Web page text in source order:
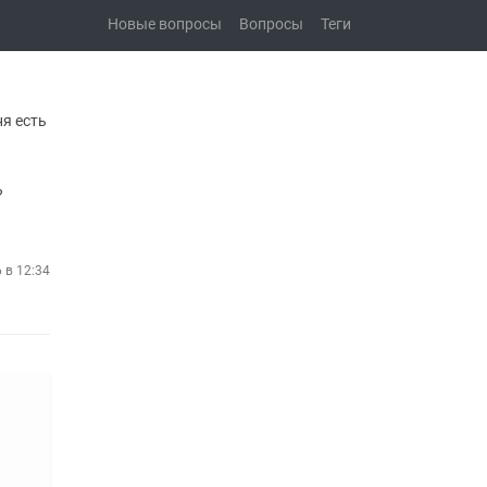
Новые вопросы Вопросы Теги
есть
в 12:34